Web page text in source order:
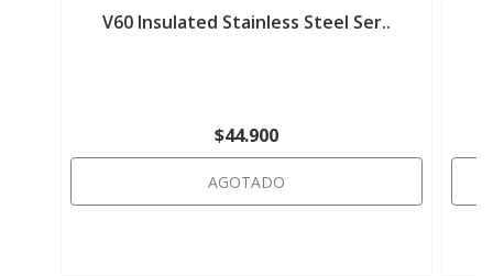
V60 Insulated Stainless Steel Ser..
$44.900
AGOTADO